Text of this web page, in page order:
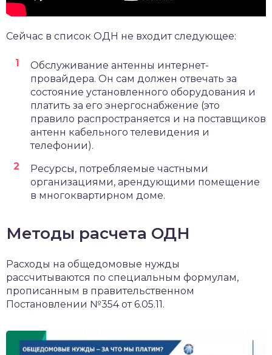
Сейчас в список ОДН не входит следующее:
Обслуживание антенны интернет-
провайдера. Он сам должен отвечать за
состояние установленного оборудования и
платить за его энергоснабжение (это
правило распространяется и на поставщиков
антенн кабельного телевидения и
телефонии).
Ресурсы, потребляемые частными
организациями, арендующими помещение
в многоквартирном доме.
Методы расчета ОДН
Расходы на общедомовые нужды
рассчитываются по специальным формулам,
прописанным в правительственном
Постановлении №354 от 6.05.11.